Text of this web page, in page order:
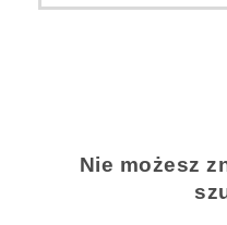
Nie możesz